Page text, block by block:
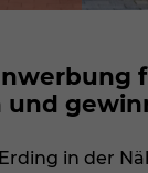
und
in der